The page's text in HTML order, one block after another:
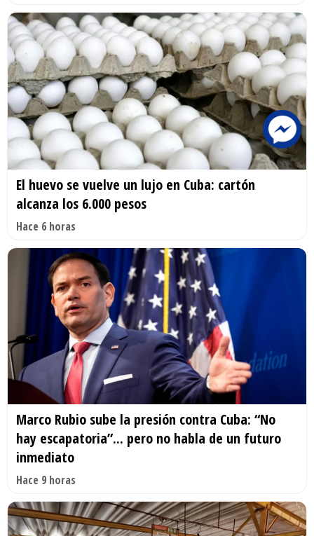
El huevo se vuelve un lujo en Cuba: cartón
alcanza los 6.000 pesos
Hace 6 horas
Marco Rubio sube la presión contra Cuba: “No
hay escapatoria”... pero no habla de un futuro
inmediato
Hace 9 horas